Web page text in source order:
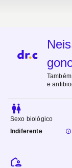
e
Sexo biológico
Indiferente